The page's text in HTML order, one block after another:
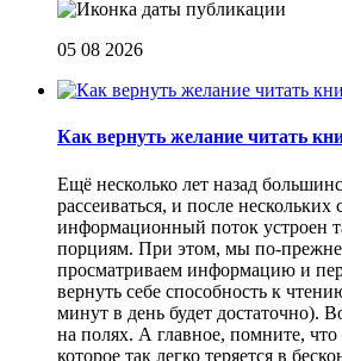
05 08 2026
Как вернуть желание читать
Eщё несколько лет назад
рассеиваться, и после
информационный поток устроен
порциям. При этом, мы по-
просматриваем информацию и
вернуть себе способность к
минут в день будет достаточно).
на полях. А главное, помните,
которое так легко теряется в